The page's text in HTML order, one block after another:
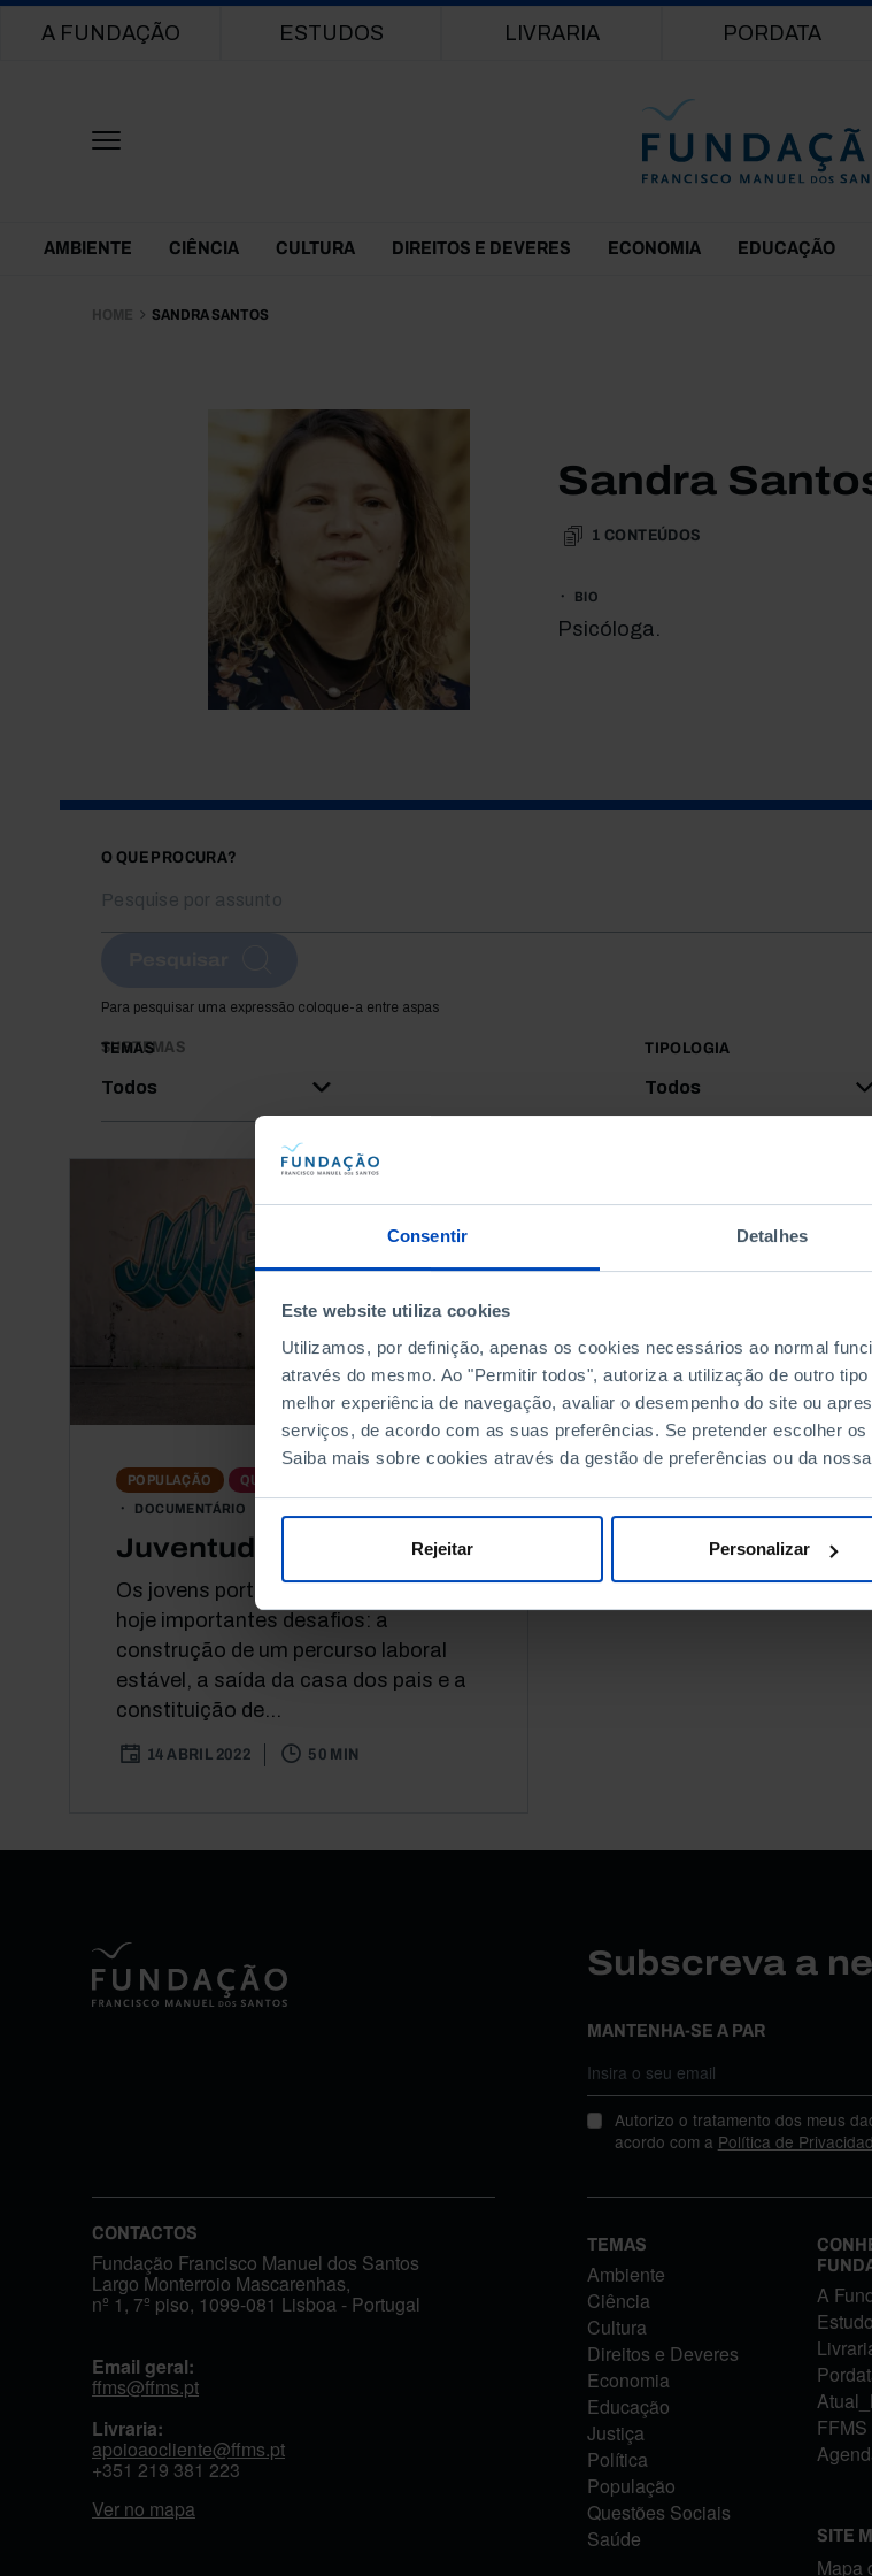
Consentir Detalhes
Este website utiliza cookies
Utilizamos, por definição, apenas os cookies necessários ao normal
através do mesmo. Ao "Permitir todos", autoriza a utilização de outro
melhor experiência de navegação, avaliar o desempenho do site ou
serviços, de acordo com as suas preferências. Se pretender escolher
Saiba mais sobre cookies através da gestão de preferências ou da nossa
Rejeitar Personalizar
Main navigation
A FUNDAÇÃO ESTUDOS LIVRARIA PORDATA
Themes Menu
AMBIENTE CIÊNCIA CULTURA DIREITOS E DEVERES ECONOMIA EDUCAÇÃO
HOME SANDRA SANTOS
Sandra
1 CONTEÚDOS
BIO
Psicóloga.
O QUE PROCURA?
Para pesquisar uma expressão coloque-a entre aspas
TEMAS
Todos
SUBTEMAS TIPOLOGIA
Todos
POPULAÇÃO
QUESTÕES SOCIAIS
DOCUMENTÁRIO
Juventudes
Os jovens portugueses enfrentam
hoje importantes desafios: a
construção de um percurso laboral
estável, a saída da casa dos pais e a
constituição de...
14 ABRIL 2022 50 MIN
Subscreva a
MANTENHA-SE A PAR
Autorizo o tratamento dos meus
acordo com a Política de
CONTACTOS
Fundação Francisco Manuel dos Santos
Largo Monterroio Mascarenhas,
nº 1, 7º piso, 1099-081 Lisboa - Portugal
Email geral:
ffms@ffms.pt
Livraria:
apoioaocliente@ffms.pt
+351 219 381 223
Ver no mapa
TEMAS
Ambiente
Ciência
Cultura
Direitos e Deveres
Economia
Educação
Justiça
Política
População
Questões Sociais
Saúde
A
SITE
Mapa